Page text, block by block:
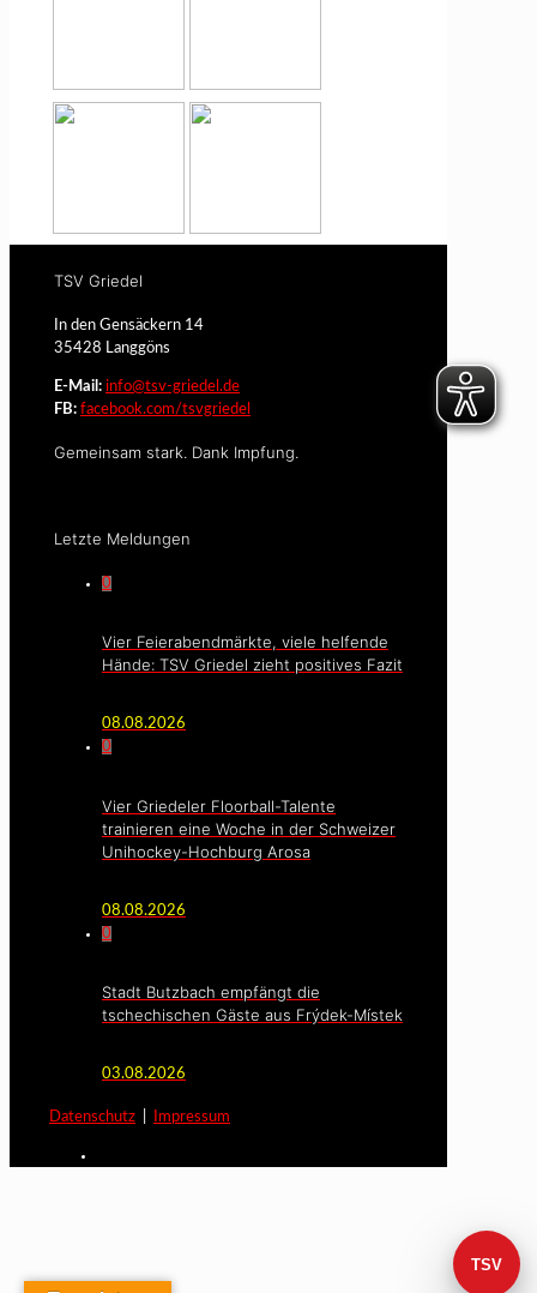
TSV
TSV Griedel
In den Gensäckern 14
35428 Langgöns
E-Mail: info@tsv-griedel.de
FB: facebook.com/tsvgriedel
Gemeinsam stark. Dank Impfung.
Letzte Meldungen
0
Vier Feierabendmärkte, viele helfende
Hände: TSV Griedel zieht positives Fazit
08.08.2026
0
Vier Griedeler Floorball-Talente
trainieren eine Woche in der Schweizer
Unihockey-Hochburg Arosa
08.08.2026
0
Stadt Butzbach empfängt die
tschechischen Gäste aus Frýdek-Místek
03.08.2026
Datenschutz Impressum